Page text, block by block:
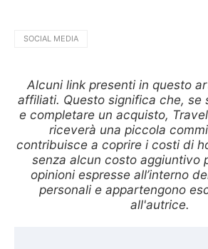
SOCIAL MEDIA
Alcuni link presenti in questo
affiliati. Questo significa che, se
e completare un acquisto,
riceverà una piccola
contribuisce a coprire i costi di
senza alcun costo aggiuntivo
opinioni espresse all’interno
personali e appartengono
all'autrice.